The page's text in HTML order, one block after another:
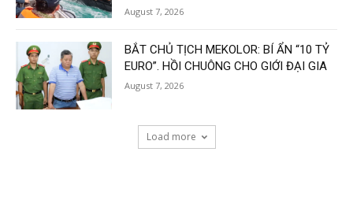
August 7, 2026
BẮT CHỦ TỊCH MEKOLOR: BÍ ẨN “10 TỶ
EURO”. HỒI CHUÔNG CHO GIỚI ĐẠI GIA
August 7, 2026
Load more